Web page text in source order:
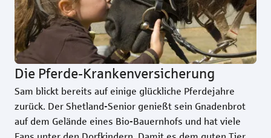
Die Pferde-Krankenversicherung
Sam blickt bereits auf einige glückliche Pferdejahre
zurück. Der Shetland-Senior genießt sein Gnadenbrot
auf dem Gelände eines Bio-Bauernhofs und hat viele